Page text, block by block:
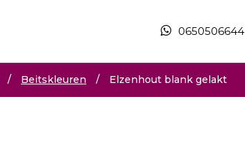
0650506644
/ Beitskleuren / Elzenhout blank gelakt